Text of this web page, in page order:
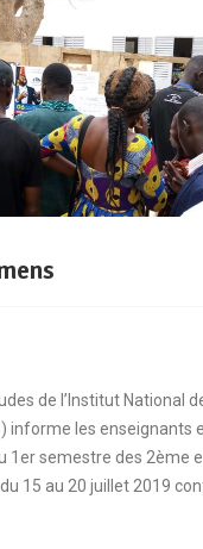
de l’Institut National
informe les enseignants
1er semestre des 2ème
15 au 20 juillet 2019